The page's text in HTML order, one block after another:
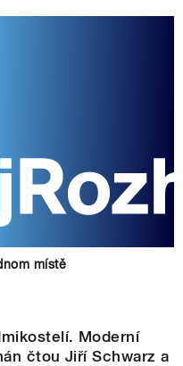
místě
Moderní
čtou Jiří Schwarz a